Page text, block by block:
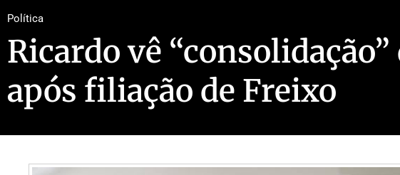
Política
Ricardo vê
após filiação de Freixo